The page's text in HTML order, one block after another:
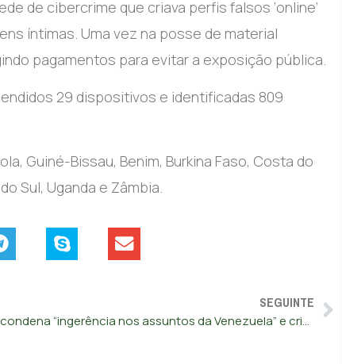
de cibercrime que criava perfis falsos ‘online’
íntimas. Uma vez na posse de material
pagamentos para evitar a exposição pública.
29 dispositivos e identificadas 809
Guiné-Bissau, Benim, Burkina Faso, Costa do
Sul, Uganda e Zâmbia.
SEGUINTE
China condena “ingerência nos assuntos da Venezuela” e critica EUA